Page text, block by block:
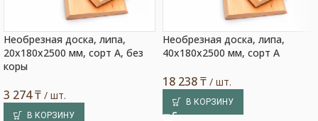
Необрезная доска, липа,
20x180x2500 мм, сорт A, без
коры
3 274₸ / шт.
В КОРЗИНУ
Необрезная доска, липа,
40x180x2500 мм, сорт A
18 238₸ / шт.
В КОРЗИНУ